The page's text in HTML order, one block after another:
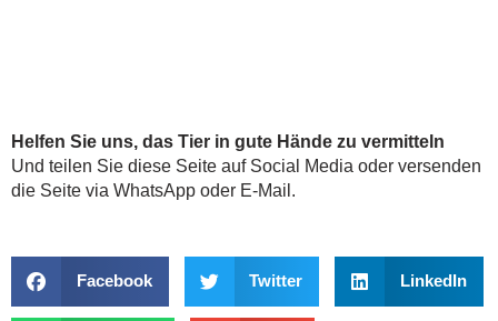
Helfen Sie uns, das Tier in gute Hände zu vermitteln
Und teilen Sie diese Seite auf Social Media oder versenden
die Seite via WhatsApp oder E-Mail.
Facebook Twitter LinkedIn